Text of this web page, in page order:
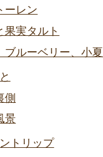
ーレン
果実タルト
ブルーベリー、小夏
側
景
トリップ